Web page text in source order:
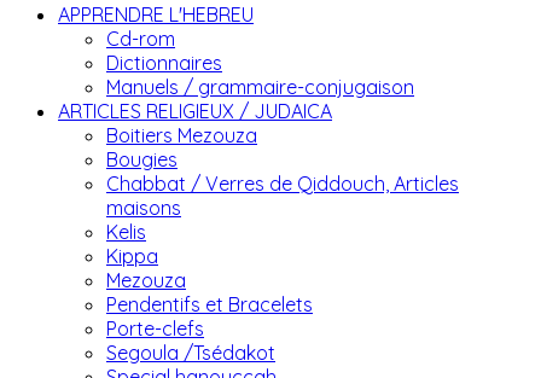
APPRENDRE L'HEBREU
Cd-rom
Dictionnaires
Manuels / grammaire-conjugaison
ARTICLES RELIGIEUX / JUDAICA
Boitiers Mezouza
Bougies
Chabbat / Verres de Qiddouch, Articles
maisons
Kelis
Kippa
Mezouza
Pendentifs et Bracelets
Porte-clefs
Segoula /Tsédakot